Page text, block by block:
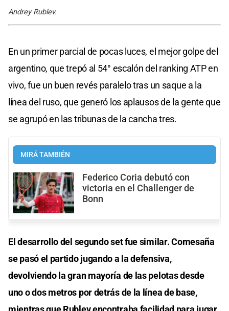
Andrey Rublev.
En un primer parcial de pocas luces, el mejor golpe del
argentino, que trepó al 54° escalón del ranking ATP en
vivo, fue un buen revés paralelo tras un saque a la
línea del ruso, que generó los aplausos de la gente que
se agrupó en las tribunas de la cancha tres.
MIRÁ TAMBIÉN
Federico Coria debutó con
victoria en el Challenger de
Bonn
El desarrollo del segundo set fue similar. Comesaña
se pasó el partido jugando a la defensiva,
devolviendo la gran mayoría de las pelotas desde
uno o dos metros por detrás de la línea de base,